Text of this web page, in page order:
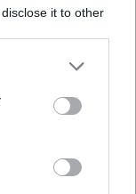
it to other
ενίσχυση 8 εκατ.
Κάλυψη εισφορών